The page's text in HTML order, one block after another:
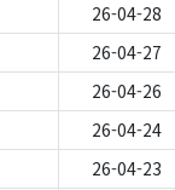
26-04-28
26-04-27
26-04-26
26-04-24
26-04-23